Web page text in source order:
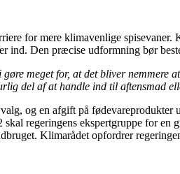
for mere klimavenlige
ind. Den præcise udformning bør
meget for, at det bliver
del af at handle ind til aftensmad
og en afgift på
regeringens ekspertgruppe for
Klimarådet opfordrer